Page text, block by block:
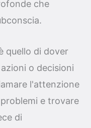
che
quello di dover
o decisioni
l'attenzione
e trovare
di